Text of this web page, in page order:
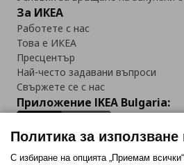
За ИКЕА
Работете с нас
Това е ИКЕА
Пресцентър
Най-често задавани въпроси
Свържете се с нас
Приложение IKEA Bulgaria:
Политика за използване
С избиране на опцията „Приемам